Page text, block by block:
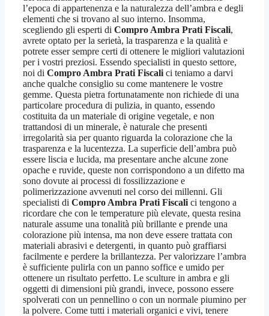
l’epoca di appartenenza e la naturalezza dell’ambra e degli
elementi che si trovano al suo interno. Insomma,
scegliendo gli esperti di Compro Ambra Prati Fiscali,
avrete optato per la serietà, la trasparenza e la qualità e
potrete esser sempre certi di ottenere le migliori valutazioni
per i vostri preziosi. Essendo specialisti in questo settore,
noi di Compro Ambra Prati Fiscalici teniamo a darvi
anche qualche consiglio su come mantenere le vostre
gemme. Questa pietra fortunatamente non richiede di una
particolare procedura di pulizia, in quanto, essendo
costituita da un materiale di origine vegetale, e non
trattandosi di un minerale, è naturale che presenti
irregolarità sia per quanto riguarda la colorazione che la
trasparenza e la lucentezza. La superficie dell’ambra può
essere liscia e lucida, ma presentare anche alcune zone
opache e ruvide, queste non corrispondono a un difetto ma
sono dovute ai processi di fossilizzazione e
polimerizzazione avvenuti nel corso dei millenni. Gli
specialisti di Compro Ambra Prati Fiscalici tengono a
ricordare che con le temperature più elevate, questa resina
naturale assume una tonalità più brillante e prende una
colorazione più intensa, ma non deve essere trattata con
materiali abrasivi e detergenti, in quanto può graffiarsi
facilmente e perdere la brillantezza. Per valorizzare l’ambra
è sufficiente pulirla con un panno soffice e umido per
ottenere un risultato perfetto. Le sculture in ambra e gli
oggetti di dimensioni più grandi, invece, possono essere
spolverati con un pennellino o con un normale piumino per
la polvere. Come tutti i materiali organici e vivi, tenere